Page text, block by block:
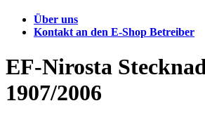
Über uns
Kontakt an den E-Shop Betreiber
EF-Nirosta
1907/2006